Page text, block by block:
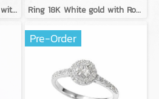
Pendents 18K White Gold with GIA Diamond Ring 18K White gold with Round Diamond
Pre-Order